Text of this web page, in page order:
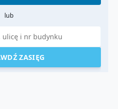
lub
ZASIĘG